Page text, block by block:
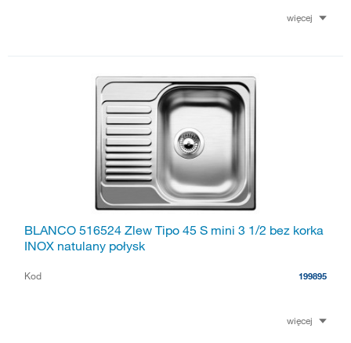
więcej
BLANCO 516524 Zlew Tipo 45 S mini 3 1/2 bez korka
INOX natulany połysk
Kod 199895
więcej